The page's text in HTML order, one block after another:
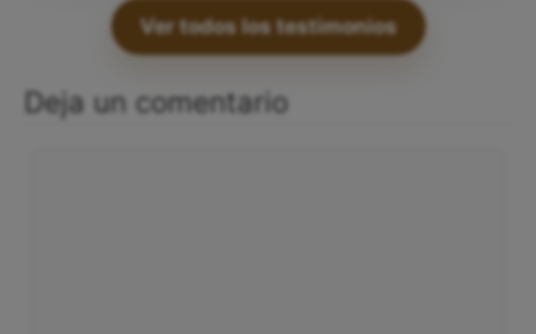
Ver todos los testimonios
Deja un comentario